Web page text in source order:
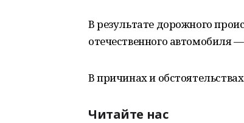
В результате дорожного
отечественного автомобиля
В причинах и
Читайте нас